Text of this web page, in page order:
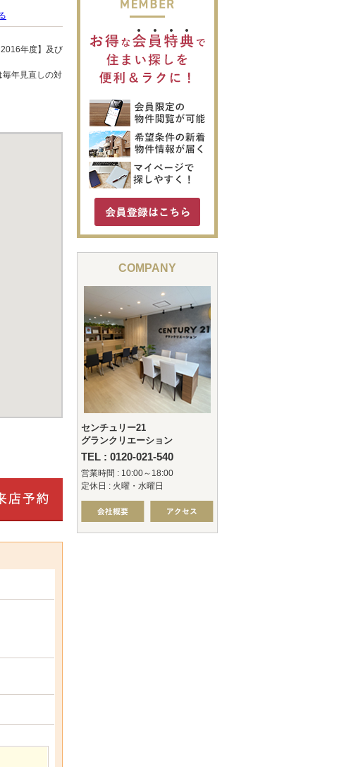
年度】及び
毎年見直しの対
COMPANY
センチュリー21
グランクリエーション
TEL : 0120-021-540
営業時間 : 10:00～18:00
定休日 : 火曜・水曜日